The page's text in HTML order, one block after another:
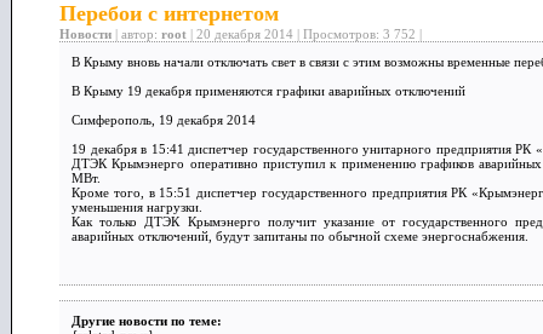
Перебои с интернетом
Новости | автор: root | 20 декабря 2014 | Просмотров: 3 752 |
В Крыму вновь начали отключать свет в связи с этим возможны временные
В Крыму 19 декабря применяются графики аварийных отключений
Симферополь, 19 декабря 2014
19 декабря в 15:41 диспетчер государственного унитарного предприятия
ДТЭК Крымэнерго оперативно приступил к применению графиков
МВт.
Кроме того, в 15:51 диспетчер государственного предприятия РК
уменьшения нагрузки.
Как только ДТЭК Крымэнерго получит указание от государственного
аварийных отключений, будут запитаны по обычной схеме энергоснабжения.
Другие новости по теме: